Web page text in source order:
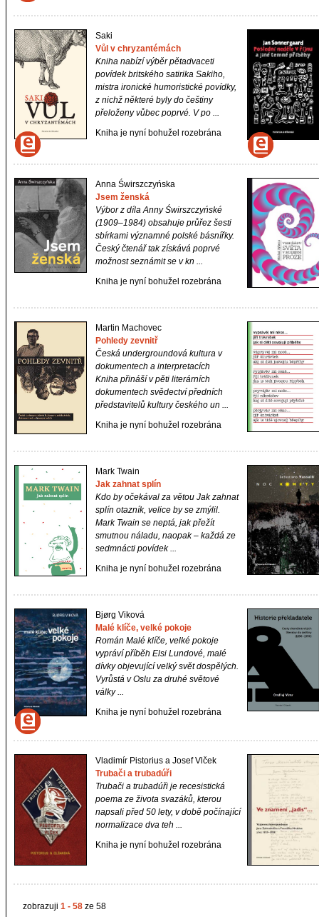
Saki
Vůl v chryzantémách
Kniha nabízí výběr pětadvaceti
povídek britského satirika Sakiho,
mistra ironické humoristické povídky,
z nichž některé byly do češtiny
přeloženy vůbec poprvé. V po ...
Kniha je nyní bohužel rozebrána
Anna Świrszczyńska
Jsem ženská
Výbor z díla Anny Świrszczyńské
(1909–1984) obsahuje průřez šesti
sbírkami významné polské básnířky.
Český čtenář tak získává poprvé
možnost seznámit se v kn ...
Kniha je nyní bohužel rozebrána
Martin Machovec
Pohledy zevnitř
Česká undergroundová kultura v
dokumentech a interpretacích
Kniha přináší v pěti literárních
dokumentech svědectví předních
představitelů kultury českého un ...
Kniha je nyní bohužel rozebrána
Mark Twain
Jak zahnat splín
Kdo by očekával za větou Jak zahnat
splín otazník, velice by se zmýlil.
Mark Twain se neptá, jak přežít
smutnou náladu, naopak – každá ze
sedmnácti povídek ...
Kniha je nyní bohužel rozebrána
Bjørg Viková
Malé klíče, velké pokoje
Román Malé klíče, velké pokoje
vypráví příběh Elsi Lundové, malé
dívky objevující velký svět dospělých.
Vyrůstá v Oslu za druhé světové
války ...
Kniha je nyní bohužel rozebrána
Vladimír Pistorius a Josef Vlček
Trubači a trubadúři
Trubači a trubadúři je recesistická
poema ze života svazáků, kterou
napsali před 50 lety, v době počínající
normalizace dva teh ...
Kniha je nyní bohužel rozebrána
zobrazuji 1 - 58 ze 58